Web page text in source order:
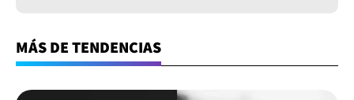
MÁS DE TENDENCIAS